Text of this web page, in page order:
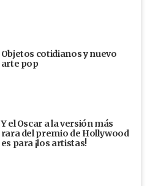
Objetos cotidianos y nuevo
arte pop
Y el Oscar a la versión más
rara del premio de Hollywood
es para ¡los artistas!